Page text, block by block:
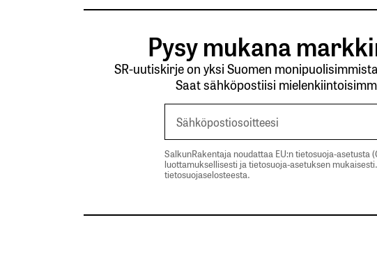
Pysy mukana
SR-uutiskirje on yksi Suomen
Saat sähköpostiisi
SalkunRakentaja noudattaa EU:n tietosuoja-asetusta
luottamuksellisesti ja tietosuoja-asetuksen
tietosuojaselosteesta.